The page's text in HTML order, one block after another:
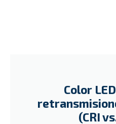
Color
(CRI